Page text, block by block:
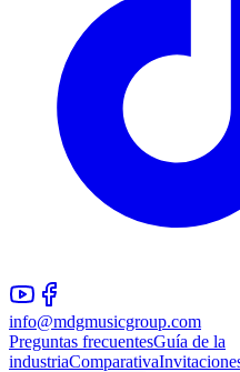
info@mdgmusicgroup.com
Preguntas frecuentesGuía de la
industriaComparativa